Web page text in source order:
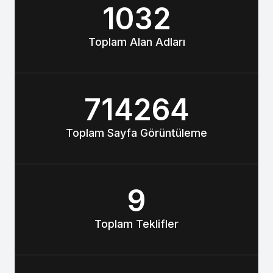
1032
Toplam Alan Adları
714264
Toplam Sayfa Görüntüleme
9
Toplam Teklifler